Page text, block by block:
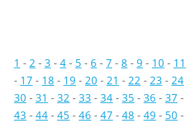
1 - 2 - 3 - 4 - 5 - 6 - 7 - 8 - 9 - 10 - 11
- 17 - 18 - 19 - 20 - 21 - 22 - 23 - 24
30 - 31 - 32 - 33 - 34 - 35 - 36 - 37 -
43 - 44 - 45 - 46 - 47 - 48 - 49 - 50 -